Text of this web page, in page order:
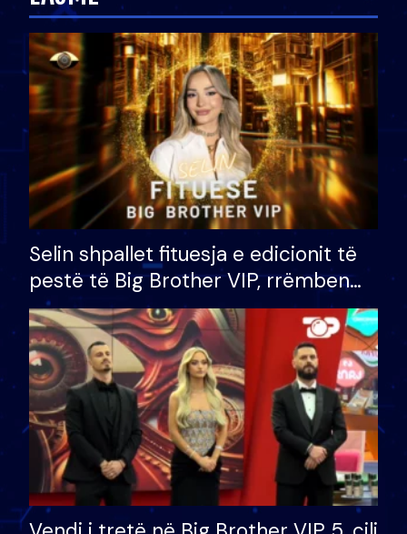
Selin shpallet fituesja e edicionit të
pestë të Big Brother VIP, rrëmben
çmimin e madh prej 100 mijë eurosh